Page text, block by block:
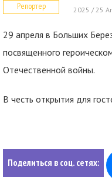
Репортер 2025 / 25
29 апреля в Больших
посвященного
Отечественной войны.
В честь открытия для
Поделиться в соц. сетях: